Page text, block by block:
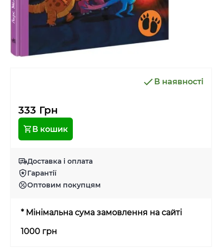
В наявності
333 Грн
В кошик
Доставка і оплата
Гарантії
Оптовим покупцям
* Мінімальна сума замовлення на сайті
1000 грн